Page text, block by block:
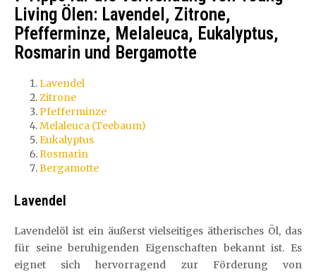
Living Ölen: Lavendel, Zitrone,
Pfefferminze, Melaleuca, Eukalyptus,
Rosmarin und Bergamotte
Lavendel
Zitrone
Pfefferminze
Melaleuca (Teebaum)
Eukalyptus
Rosmarin
Bergamotte
Lavendel
Lavendelöl ist ein äußerst vielseitiges ätherisches Öl, das
für seine beruhigenden Eigenschaften bekannt ist. Es
eignet sich hervorragend zur Förderung von